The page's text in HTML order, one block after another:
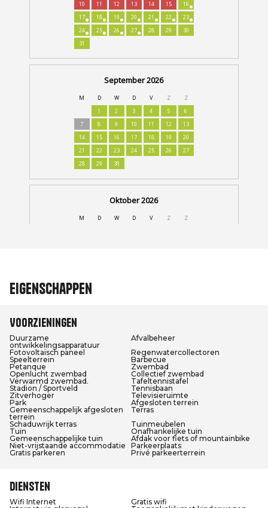
Eigenschappen
Voorzieningen
Duurzame
ontwikkelingsapparatuur
Afvalbeheer
Fotovoltaïsch paneel
Regenwatercollectoren
Speelterrein
Barbecue
Petanque
Zwembad
Openlucht zwembad
Collectief zwembad
Verwarmd zwembad.
Tafeltennistafel
Stadion / Sportveld
Tennisbaan
Zitverhoger
Televisieruimte
Park
Afgesloten terrein
Gemeenschappelijk afgesloten
terrein
Terras
Schaduwrijk terras
Tuinmeubelen
Tuin
Onafhankelijke tuin
Gemeenschappelijke tuin
Afdak voor fiets of mountainbike
Niet-vrijstaande accommodatie
Parkeerplaats
Gratis parkeren
Privé parkeerterrein
Diensten
Wifi Internet
Gratis wifi